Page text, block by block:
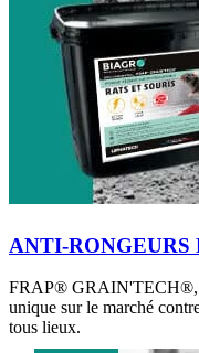
ANTI-RONGEURS
FRAP® GRAIN'TECH®,
unique sur le marché
tous lieux.